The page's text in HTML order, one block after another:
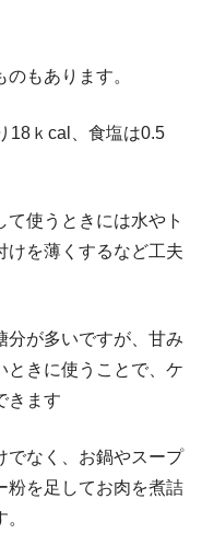
もあります。
18ｋcal、食塩は0.5
使うときには水やト
けを薄くするなど工夫
分が多いですが、甘み
ときに使うことで、ケ
きます
でなく、お鍋やスープ
粉を足してお肉を煮詰